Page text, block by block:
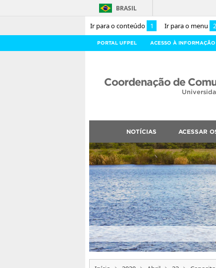
Ir para o conteúdo 1 Ir para o menu 2
BRASIL
PORTAL UFPEL ACESSO À INFORMAÇÃO
Coordenação de
NOTÍCIAS ACESSAR